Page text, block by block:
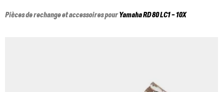
Pièces de rechange et accessoires pourYamahaRD 80 LC1 - 10X